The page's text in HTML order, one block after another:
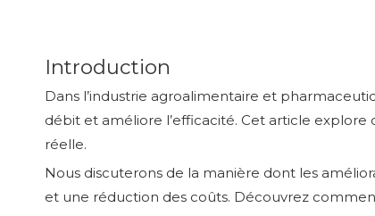
Introduction
Dans l’industrie agroalimentaire et
débit et améliore l’efficacité. Cet article
réelle.
Nous discuterons de la manière dont les
et une réduction des coûts. Découvrez